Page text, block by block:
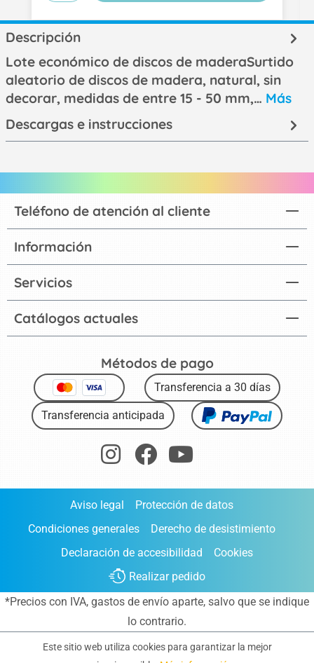
Descripción
Lote económico de discos de maderaSurtido
aleatorio de discos de madera, natural, sin
decorar, medidas de entre 15 - 50 mm,… Más
Descargas e instrucciones
Catálogos actuales
Teléfono de atención al cliente
Información
Servicios
Métodos de pago
Transferencia a 30 días
Transferencia anticipada
Aviso legal
Protección de datos
Condiciones generales
Derecho de desistimiento
Declaración de accesibilidad
Cookies
Realizar pedido
*Precios con IVA, gastos de envío aparte, salvo que se indique
lo contrario.
Este sitio web utiliza cookies para garantizar la mejor